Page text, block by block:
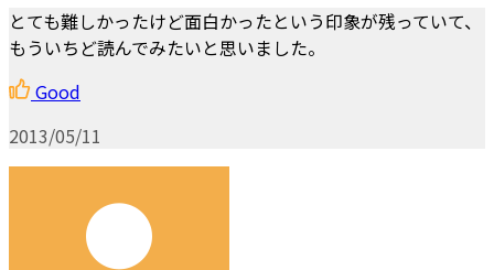
とても難しかったけど面白かったという印象が残っていて、
もういちど読んでみたいと思いました。
Good
2013/05/11